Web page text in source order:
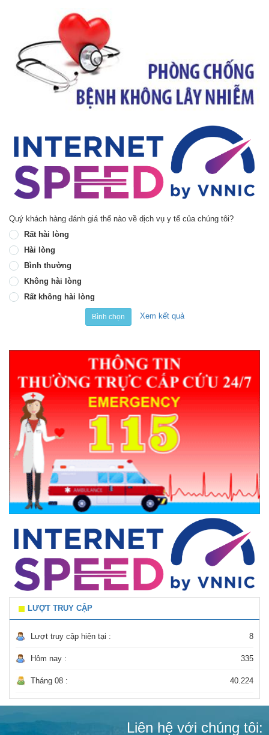
Quý khách hàng đánh giá thế nào về dịch vụ y tế của chúng tôi?
Rất hài lòng
Hài lòng
Bình thường
Không hài lòng
Rất không hài lòng
Bình chọn Xem kết quả
LƯỢT TRUY CẬP
Lượt truy cập hiện tại : 8
Hôm nay : 335
Tháng 08 : 40.224
Liên hệ với chúng tôi: